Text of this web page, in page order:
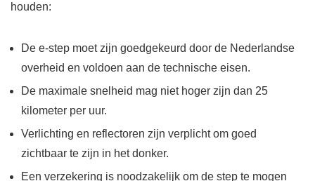
houden:
De e-step moet zijn goedgekeurd door de Nederlandse
overheid en voldoen aan de technische eisen.
De maximale snelheid mag niet hoger zijn dan 25
kilometer per uur.
Verlichting en reflectoren zijn verplicht om goed
zichtbaar te zijn in het donker.
Een verzekering is noodzakelijk om de step te mogen